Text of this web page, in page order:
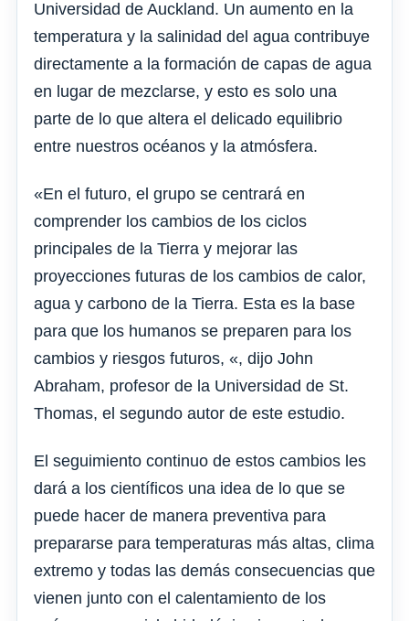
Universidad de Auckland. Un aumento en la
temperatura y la salinidad del agua contribuye
directamente a la formación de capas de agua
en lugar de mezclarse, y esto es solo una
parte de lo que altera el delicado equilibrio
entre nuestros océanos y la atmósfera.
«En el futuro, el grupo se centrará en
comprender los cambios de los ciclos
principales de la Tierra y mejorar las
proyecciones futuras de los cambios de calor,
agua y carbono de la Tierra. Esta es la base
para que los humanos se preparen para los
cambios y riesgos futuros, «, dijo John
Abraham, profesor de la Universidad de St.
Thomas, el segundo autor de este estudio.
El seguimiento continuo de estos cambios les
dará a los científicos una idea de lo que se
puede hacer de manera preventiva para
prepararse para temperaturas más altas, clima
extremo y todas las demás consecuencias que
vienen junto con el calentamiento de los